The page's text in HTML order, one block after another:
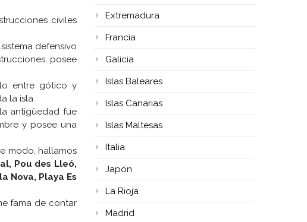
civiles
defensivo
posee
entre gótico y
la isla.
antigüedad fue
y posee una
modo, hallamos
Pou des Lleó,
Nova, Playa Es
fama de contar
Extremadura
Francia
Galicia
Islas Baleares
Islas Canarias
Islas Maltesas
Italia
Japón
La Rioja
Madrid